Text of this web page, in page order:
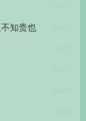
04/21
04/21
知贵也
04/21
04/21
04/21
04/21